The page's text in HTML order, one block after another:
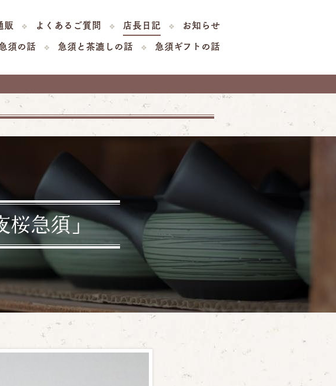
須の話 急須と茶漉しの話 急須ギフトの話
販 よくあるご質問 店長日記 お知らせ
桜急須」